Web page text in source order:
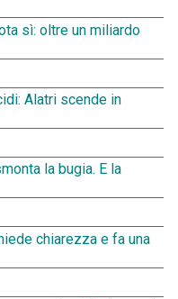
sì: oltre un miliardo
Alatri scende in
la bugia. E la
chiarezza e fa una